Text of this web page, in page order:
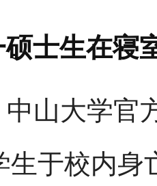
士生在寝
中山大学官
生于校内